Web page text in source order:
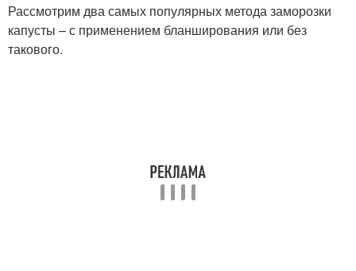
Рассмотрим два самых популярных метода заморозки
капусты – с применением бланширования или без
такового.